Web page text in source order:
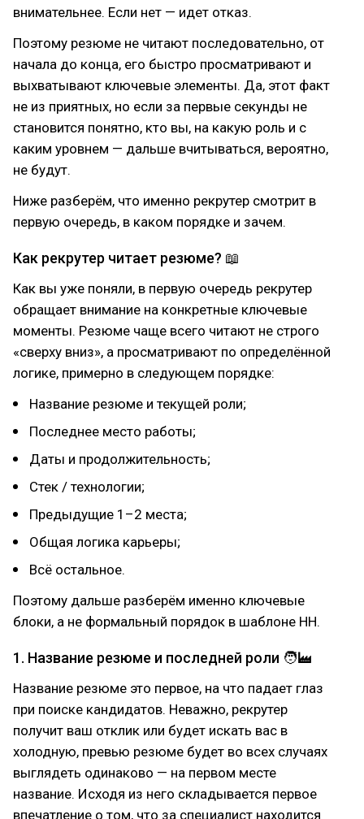
внимательнее. Если нет — идет отказ.
Поэтому резюме не читают последовательно, от
начала до конца, его быстро просматривают и
выхватывают ключевые элементы. Да, этот факт
не из приятных, но если за первые секунды не
становится понятно, кто вы, на какую роль и с
каким уровнем — дальше вчитываться, вероятно,
не будут.
Ниже разберём, что именно рекрутер смотрит в
первую очередь, в каком порядке и зачем.
Как рекрутер читает резюме? 📖
Как вы уже поняли, в первую очередь рекрутер
обращает внимание на конкретные ключевые
моменты. Резюме чаще всего читают не строго
«сверху вниз», а просматривают по определённой
логике, примерно в следующем порядке:
Название резюме и текущей роли;
Последнее место работы;
Даты и продолжительность;
Стек / технологии;
Предыдущие 1–2 места;
Общая логика карьеры;
Всё остальное.
Поэтому дальше разберём именно ключевые
блоки, а не формальный порядок в шаблоне HH.
1. Название резюме и последней роли 🧑‍🏭
Название резюме это первое, на что падает глаз
при поиске кандидатов. Неважно, рекрутер
получит ваш отклик или будет искать вас в
холодную, превью резюме будет во всех случаях
выглядеть одинаково — на первом месте
название. Исходя из него складывается первое
впечатление о том, что за специалист находится